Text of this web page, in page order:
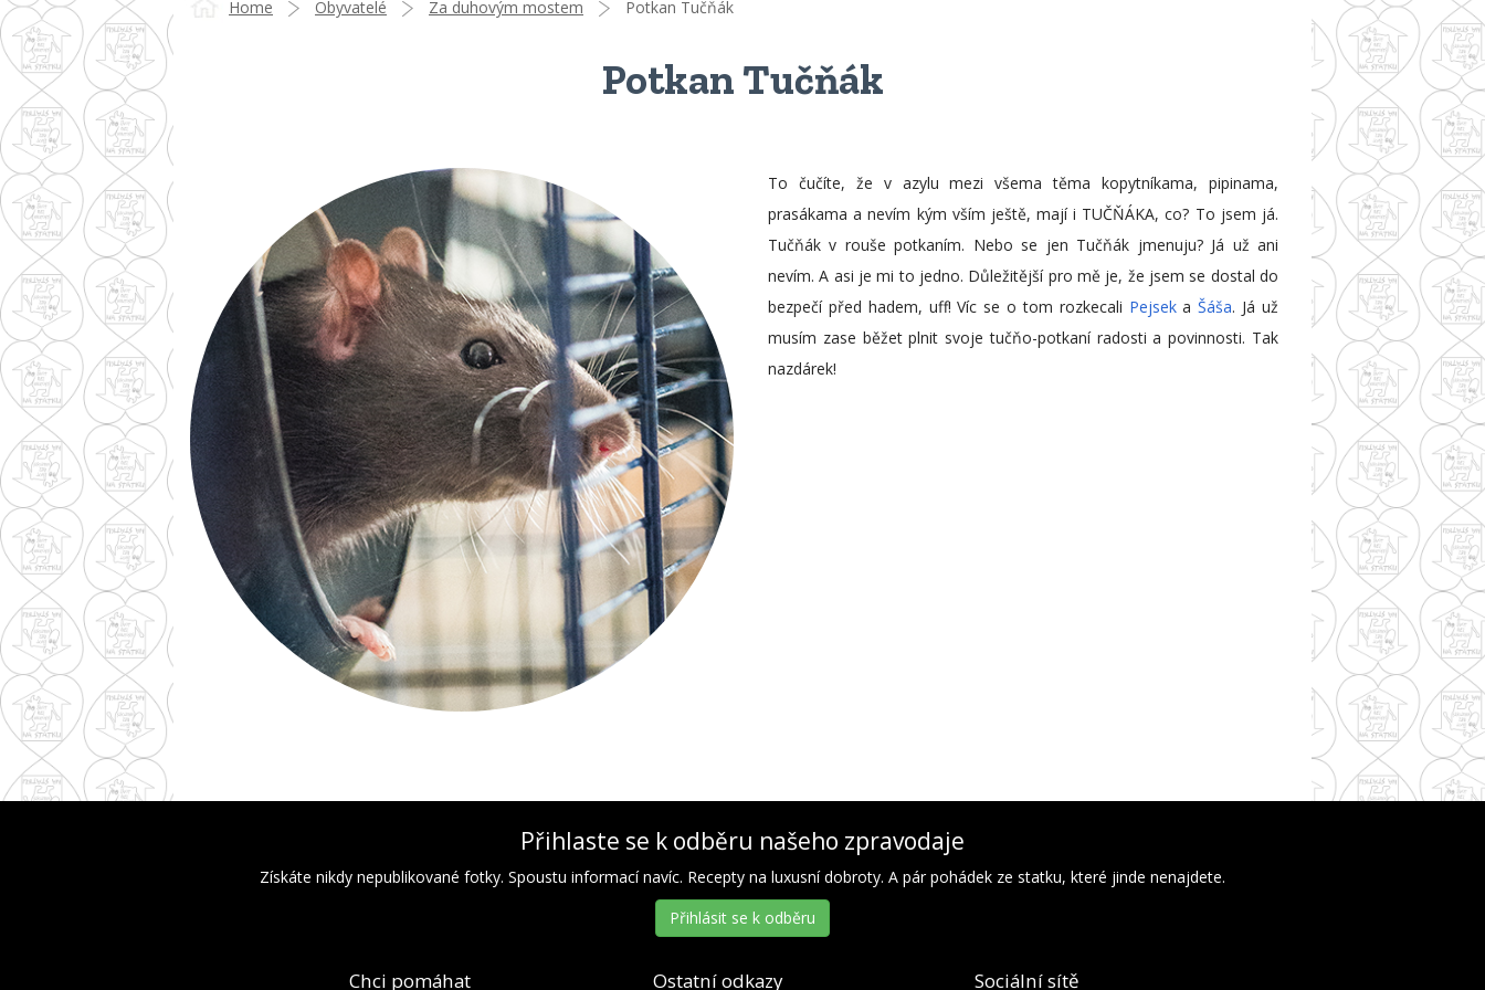
Home Obyvatelé Za duhovým mostem Potkan Tučňák
Potkan Tučňák
To čučíte, že v azylu mezi všema těma kopytníkama, pipinama,
prasákama a nevím kým vším ještě, mají i TUČŇÁKA, co? To jsem já.
Tučňák v rouše potkaním. Nebo se jen Tučňák jmenuju? Já už ani
nevím. A asi je mi to jedno. Důležitější pro mě je, že jsem se dostal do
bezpečí před hadem, uff! Víc se o tom rozkecali PejsekaŠáša. Já už
musím zase běžet plnit svoje tučňo-potkaní radosti a povinnosti. Tak
nazdárek!
Přihlaste se k odběru našeho zpravodaje
Získáte nikdy nepublikované fotky. Spoustu informací navíc. Recepty na luxusní dobroty. A pár pohádek ze statku, které jinde nenajdete.
Přihlásit se k odběru
Chci pomáhat Ostatní odkazy Sociální sítě